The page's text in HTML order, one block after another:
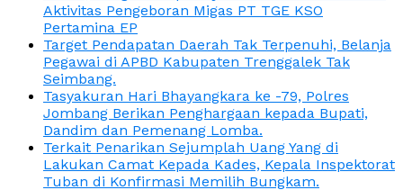
Aktivitas Pengeboran Migas PT TGE KSO
Pertamina EP
Target Pendapatan Daerah Tak Terpenuhi, Belanja
Pegawai di APBD Kabupaten Trenggalek Tak
Seimbang.
Tasyakuran Hari Bhayangkara ke -79, Polres
Jombang Berikan Penghargaan kepada Bupati,
Dandim dan Pemenang Lomba.
Terkait Penarikan Sejumplah Uang Yang di
Lakukan Camat Kepada Kades, Kepala Inspektorat
Tuban di Konfirmasi Memilih Bungkam.